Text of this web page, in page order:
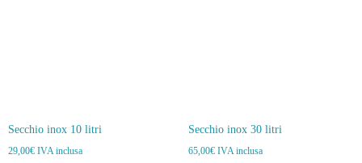
Secchio inox 10 litri
29,00€ IVA inclusa
Secchio inox 30 litri
65,00€ IVA inclusa